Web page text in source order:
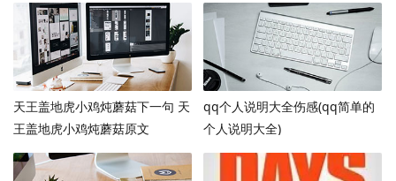
天王盖地虎小鸡炖蘑菇下一句 天
王盖地虎小鸡炖蘑菇原文
qq个人说明大全伤感(qq简单的
个人说明大全)